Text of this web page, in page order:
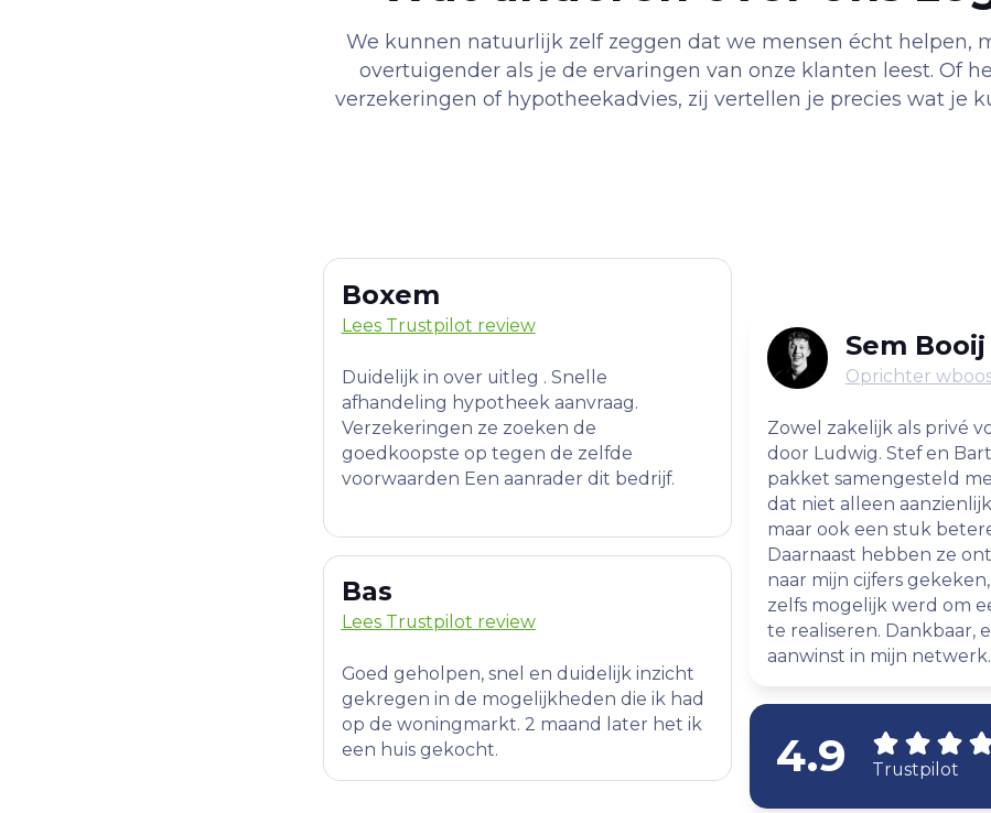
We kunnen natuurlijk zelf zeggen dat we mensen écht helpen,
overtuigender als je de ervaringen van onze klanten leest. Of
verzekeringen of hypotheekadvies, zij vertellen je precies wat je
Boxem
Lees Trustpilot review
Duidelijk in over uitleg . Snelle
afhandeling hypotheek aanvraag.
Verzekeringen ze zoeken de
goedkoopste op tegen de zelfde
voorwaarden Een aanrader dit bedrijf.
Sem Booij
Oprichter
Zowel zakelijk als privé
door Ludwig. Stef en
pakket samengesteld
dat niet alleen
maar ook een stuk
Daarnaast hebben ze
naar mijn cijfers
zelfs mogelijk werd om
te realiseren. Dankbaar,
aanwinst in mijn netwerk.
4.9 Trustpilot
Bas
Lees Trustpilot review
Goed geholpen, snel en duidelijk inzicht
gekregen in de mogelijkheden die ik had
op de woningmarkt. 2 maand later het ik
een huis gekocht.